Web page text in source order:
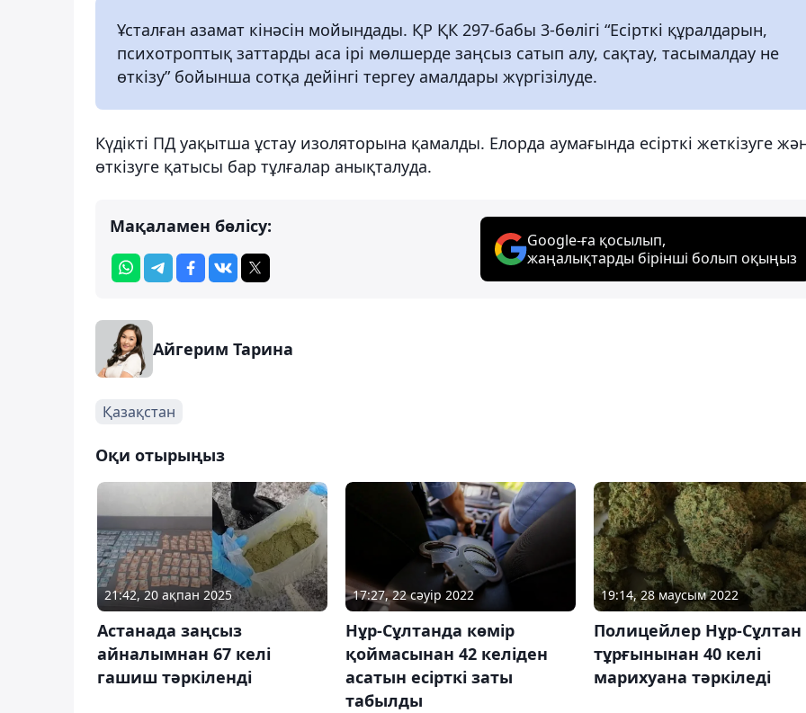
Ұсталған азамат кінәсін мойындады. ҚР ҚК 297-бабы 3-бөлігі “Есірткі құралдарын,
психотроптық заттарды аса ірі мөлшерде заңсыз сатып алу, сақтау, тасымалдау не
өткізу” бойынша сотқа дейінгі тергеу амалдары жүргізілуде.
Күдікті ПД уақытша ұстау изоляторына қамалды. Елорда аумағында есірткі жеткізуге
өткізуге қатысы бар тұлғалар анықталуда.
Мақаламен бөлісу:
Google-ға қосылып,
жаңалықтарды бірінші болып оқыңыз
Айгерим Тарина
Қазақстан
Оқи отырыңыз
21:42, 20 ақпан 2025
Астанада заңсыз
айналымнан 67 келі
гашиш тәркіленді
17:27, 22 сәуір 2022
Нұр-Сұлтанда көмір
қоймасынан 42 келіден
асатын есірткі заты
табылды
19:14, 28 маусым 2022
Полицейлер Нұр-Сұлтан
тұрғынынан 40 келі
марихуана тәркіледі